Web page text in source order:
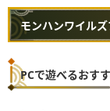
モンハンワイルズ
PCで遊べるおす